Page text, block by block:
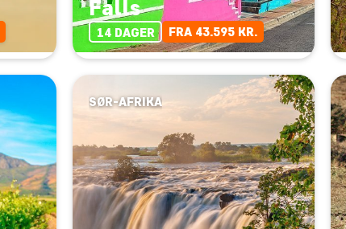
Falls
14 DAGER FRA 43.595 KR.
SØR-AFRIKA